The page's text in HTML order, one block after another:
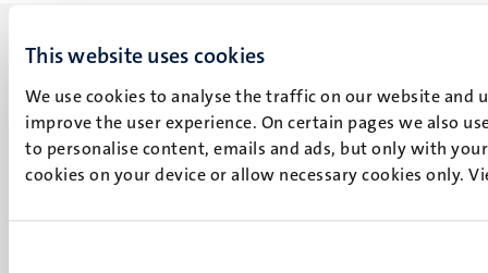
This website uses cookies
We use cookies to analyse the traffic on our website and
improve the user experience. On certain pages we also
to personalise content, emails and ads, but only with
cookies on your device or allow necessary cookies only.
UM visiting address
Minderbroedersberg 4-6